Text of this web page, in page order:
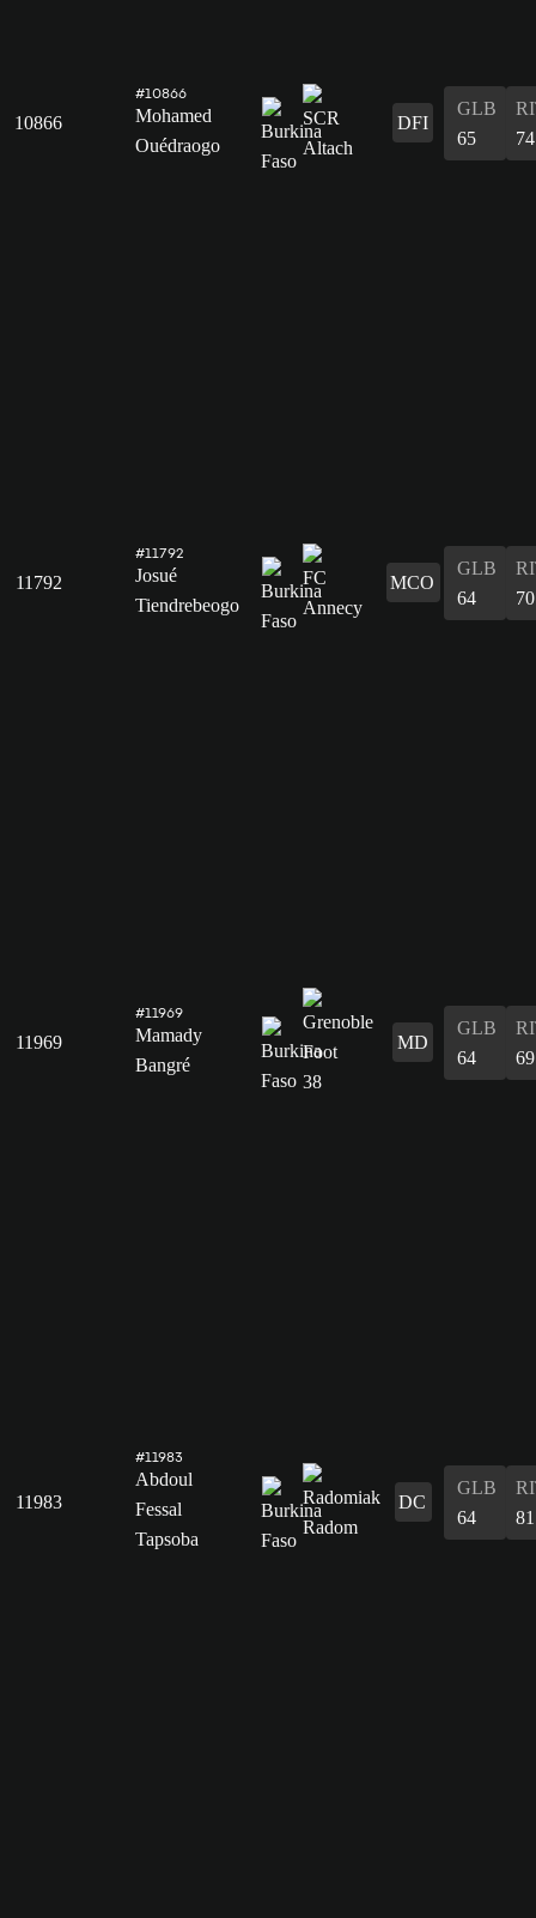
10866
#10866
Mohamed
Ouédraogo
DFI
GLB
65
74
11792
#11792
Josué
Tiendrebeogo
MCO
GLB
64
70
11969
#11969
Mamady
Bangré
MD
GLB
64
69
11983
#11983
Abdoul
Fessal
Tapsoba
DC
GLB
64
81